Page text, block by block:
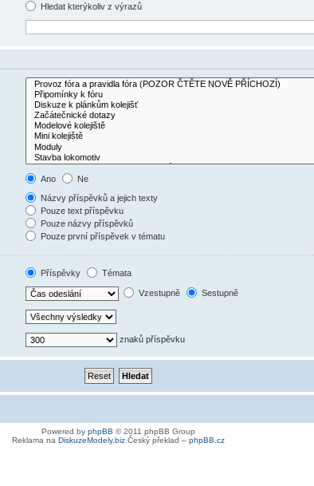
Hledat kterýkoliv z výrazů
Ano
Ne
Názvy příspěvků a jejich texty
Pouze text příspěvku
Pouze názvy příspěvků
Pouze první příspěvek v tématu
Příspěvky
Témata
Vzestupně Sestupně
znaků příspěvku
Powered by phpBB © 2011 phpBB Group
Reklama na DiskuzeModely.bizČeský překlad – phpBB.cz